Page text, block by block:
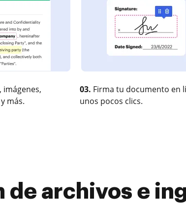
imágenes,
más.
03. Firma tu documento en
unos pocos clics.
de archivos e